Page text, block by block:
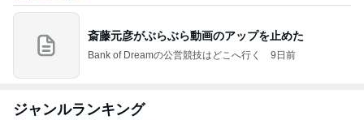
斎藤元彦がぶらぶら動画のアップを止めた
Bank of Dreamの公営競技はどこへ行く 9日前
ジャンルランキング